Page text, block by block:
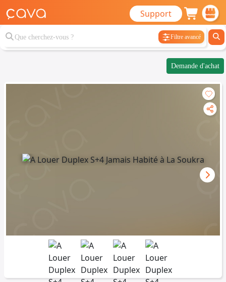
Support
Filtre avancé
Demande d'achat